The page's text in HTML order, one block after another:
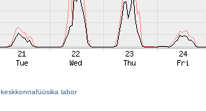
keskkonnafüüsika labor